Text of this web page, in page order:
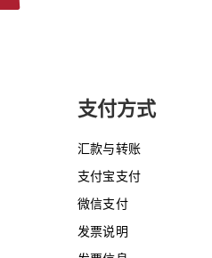
支付方式
汇款与转账
支付宝支付
微信支付
发票说明